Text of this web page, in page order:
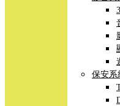
保安系